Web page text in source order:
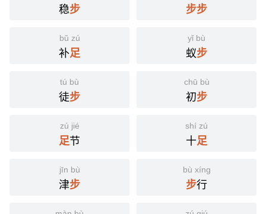
稳步 步步
bǔ zú
补足
yǐ bù
蚁步
tú bù
徒步
chū bù
初步
zú jié
足节
shí zú
十足
jīn bù
津步
bù xíng
步行